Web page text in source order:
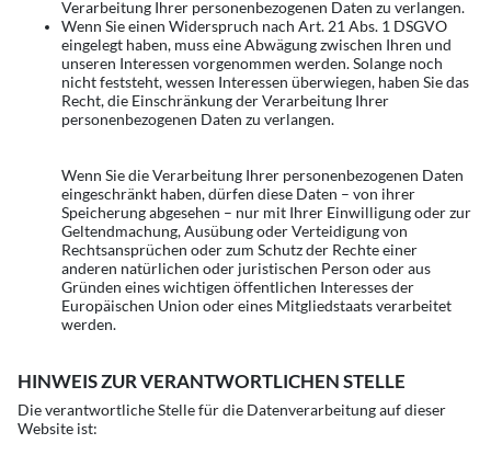
Verarbeitung Ihrer personenbezogenen Daten zu verlangen.
Wenn Sie einen Widerspruch nach Art. 21 Abs. 1 DSGVO
eingelegt haben, muss eine Abwägung zwischen Ihren und
unseren Interessen vorgenommen werden. Solange noch
nicht feststeht, wessen Interessen überwiegen, haben Sie das
Recht, die Einschränkung der Verarbeitung Ihrer
personenbezogenen Daten zu verlangen.
Wenn Sie die Verarbeitung Ihrer personenbezogenen Daten
eingeschränkt haben, dürfen diese Daten – von ihrer
Speicherung abgesehen – nur mit Ihrer Einwilligung oder zur
Geltendmachung, Ausübung oder Verteidigung von
Rechtsansprüchen oder zum Schutz der Rechte einer
anderen natürlichen oder juristischen Person oder aus
Gründen eines wichtigen öffentlichen Interesses der
Europäischen Union oder eines Mitgliedstaats verarbeitet
werden.
HINWEIS ZUR VERANTWORTLICHEN STELLE
Die verantwortliche Stelle für die Datenverarbeitung auf dieser
Website ist: